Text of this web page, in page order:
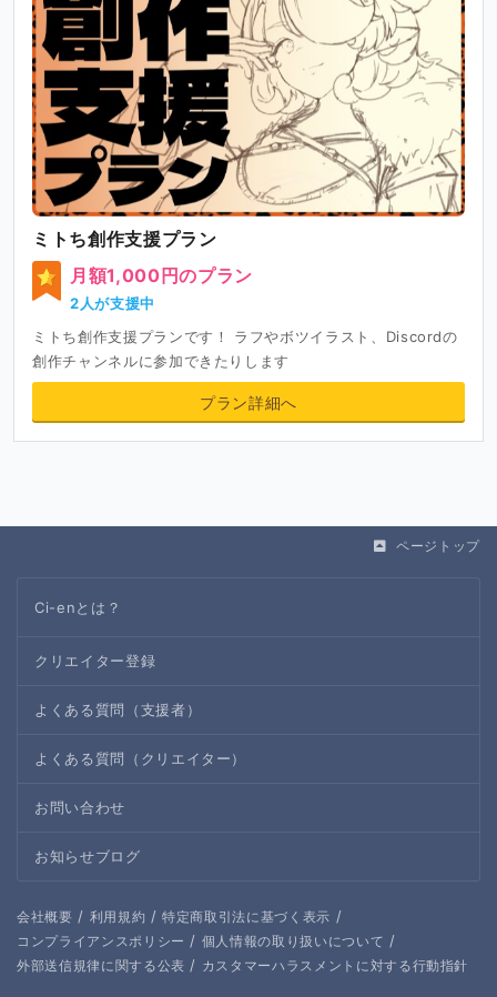
ミトち創作支援プラン
月額1,000円のプラン
2人が支援中
ミトち創作支援プランです！ ラフやボツイラスト、Discordの
創作チャンネルに参加できたりします
プラン詳細へ
ページトップ
Ci-enとは？
クリエイター登録
よくある質問（支援者）
よくある質問（クリエイター）
お問い合わせ
お知らせブログ
会社概要 / 利用規約 / 特定商取引法に基づく表示 /
コンプライアンスポリシー / 個人情報の取り扱いについて /
外部送信規律に関する公表 / カスタマーハラスメントに対する行動指針